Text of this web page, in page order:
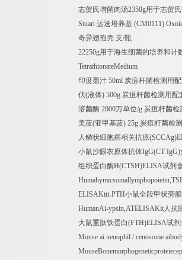
志贺氏增菌肉汤2350g用于志贺
Stuart 运送培养基 (CM0111)
奇异翅孢壳 支/瓶
22250g用于海生细菌的培养和计
TetrathionateMedium
印度墨汁 50ml 炭疽杆菌检测用
伏(液体) 500g 炭疽杆菌检测用配
溶菌酶 2000万单位/g 炭疽杆菌检
美蓝(亚甲基蓝) 25g 炭疽杆菌检
人鳞状细胞癌相关抗原
小鼠沙眼衣原体抗体IgG(CT IgG)
组织蛋白酶H(CTSH)ELISA试剂
ELISAKiti-PTH小鼠全段甲状旁
HumanAi-ypsin,ATELISAKit人抗
大鼠重肽铁蛋白(FTH)ELISA试
Mouse ai neuophil / cenosome